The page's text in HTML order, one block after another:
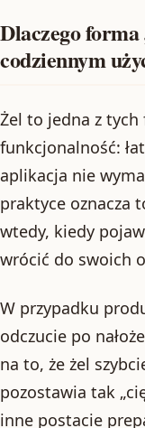
Dlaczego
codziennym
Żel to jedna z
funkcjonalność:
aplikacja nie
praktyce oznacza
wtedy, kiedy
wrócić do swoich
W przypadku
odczucie po
na to, że żel
pozostawia tak
inne postacie